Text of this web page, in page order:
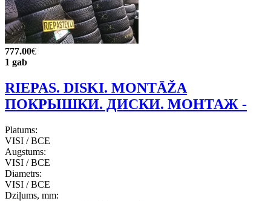
777.00€
1 gab
RIEPAS. DISKI. MONTĀŽA
ПОКРЫШКИ. ДИСКИ. МОНТАЖ -
Platums:
VISI / ВСЕ
Augstums:
VISI / ВСЕ
Diametrs:
VISI / ВСЕ
Dziļums, mm: